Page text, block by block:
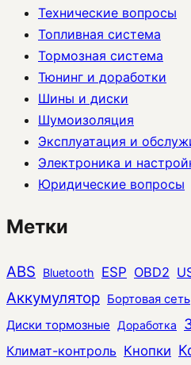
Технические вопросы
Топливная система
Тормозная система
Тюнинг и доработки
Шины и диски
Шумоизоляция
Эксплуатация и
Электроника и
Юридические вопросы
Метки
ABS Bluetooth ESP OBD2
Аккумулятор Бортовая сеть
Диски тормозные Доработка
Климат-контроль Кнопки